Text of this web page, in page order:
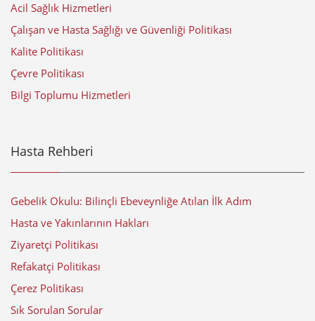
Acil Sağlık Hizmetleri
Çalışan ve Hasta Sağlığı ve Güvenliği Politikası
Kalite Politikası
Çevre Politikası
Bilgi Toplumu Hizmetleri
Hasta Rehberi
Gebelik Okulu: Bilinçli Ebeveynliğe Atılan İlk Adım
Hasta ve Yakınlarının Hakları
Ziyaretçi Politikası
Refakatçi Politikası
Çerez Politikası
Sık Sorulan Sorular